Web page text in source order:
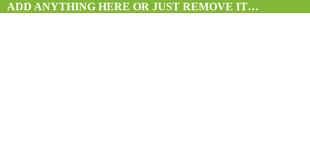
ADD ANYTHING HERE OR JUST REMOVE IT…